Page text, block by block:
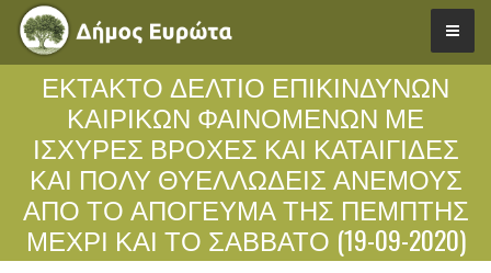
ΈΚΤΑΚΤΟ ΔΕΛΤΊΟ ΕΠΙΚΊΝΔΥΝΩΝ
ΚΑΙΡΙΚΏΝ ΦΑΙΝΟΜΈΝΩΝ ΜΕ
ΙΣΧΥΡΈΣ ΒΡΟΧΈΣ ΚΑΙ ΚΑΤΑΙΓΊΔΕΣ
ΚΑΙ ΠΟΛΎ ΘΥΕΛΛΏΔΕΙΣ ΑΝΈΜΟΥΣ
ΑΠΌ ΤΟ ΑΠΌΓΕΥΜΑ ΤΗΣ ΠΈΜΠΤΗΣ
ΜΈΧΡΙ ΚΑΙ ΤΟ ΣΆΒΒΑΤΟ (19-09-2020)